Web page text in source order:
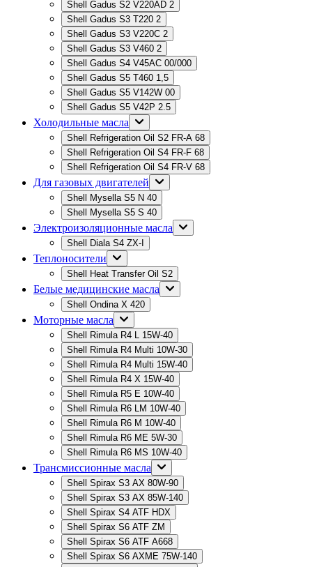
Shell Gadus S2 V220AD 2
Shell Gadus S3 T220 2
Shell Gadus S3 V220C 2
Shell Gadus S3 V460 2
Shell Gadus S4 V45AC 00/000
Shell Gadus S5 T460 1,5
Shell Gadus S5 V142W 00
Shell Gadus S5 V42P 2.5
Холодильные масла
Shell Refrigeration Oil S2 FR-A 68
Shell Refrigeration Oil S4 FR-F 68
Shell Refrigeration Oil S4 FR-V 68
Для газовых двигателей
Shell Mysella S5 N 40
Shell Mysella S5 S 40
Электроизоляционные масла
Shell Diala S4 ZX-I
Теплоносители
Shell Heat Transfer Oil S2
Белые медицинские масла
Shell Ondina X 420
Моторные масла
Shell Rimula R4 L 15W-40
Shell Rimula R4 Multi 10W-30
Shell Rimula R4 Multi 15W-40
Shell Rimula R4 X 15W-40
Shell Rimula R5 E 10W-40
Shell Rimula R6 LM 10W-40
Shell Rimula R6 M 10W-40
Shell Rimula R6 ME 5W-30
Shell Rimula R6 MS 10W-40
Трансмиссионные масла
Shell Spirax S3 AX 80W-90
Shell Spirax S3 AX 85W-140
Shell Spirax S4 ATF HDX
Shell Spirax S6 ATF ZM
Shell Spirax S6 ATF А668
Shell Spirax S6 AXME 75W-140